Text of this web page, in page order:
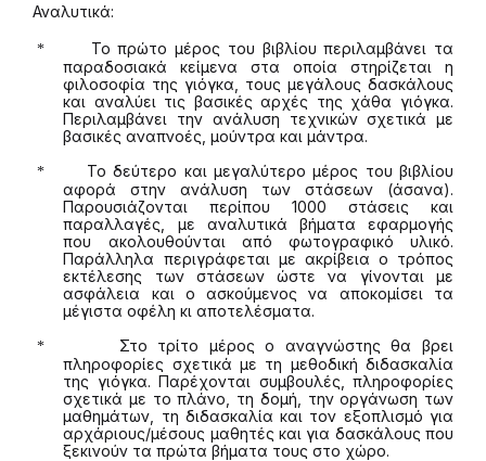
Αναλυτικά:
*
Το πρώτο μέρος του βιβλίου περιλαμβάνει τα
παραδοσιακά κείμενα στα οποία στηρίζεται η
φιλοσοφία της γιόγκα, τους μεγάλους δασκάλους
και αναλύει τις βασικές αρχές της χάθα γιόγκα.
Περιλαμβάνει την ανάλυση τεχνικών σχετικά με
βασικές αναπνοές, μούντρα και μάντρα.
*
Το δεύτερο και μεγαλύτερο μέρος του βιβλίου
αφορά στην ανάλυση των στάσεων (άσανα).
Παρουσιάζονται περίπου 1000 στάσεις και
παραλλαγές, με αναλυτικά βήματα εφαρμογής
που ακολουθούνται από φωτογραφικό υλικό.
Παράλληλα περιγράφεται με ακρίβεια ο τρόπος
εκτέλεσης των στάσεων ώστε να γίνονται με
ασφάλεια και ο ασκούμενος να αποκομίσει τα
μέγιστα οφέλη κι αποτελέσματα.
*
Στο τρίτο μέρος ο αναγνώστης θα βρει
πληροφορίες σχετικά με τη μεθοδική διδασκαλία
της γιόγκα. Παρέχονται συμβουλές, πληροφορίες
σχετικά με το πλάνο, τη δομή, την οργάνωση των
μαθημάτων, τη διδασκαλία και τον εξοπλισμό για
αρχάριους/μέσους μαθητές και για δασκάλους που
ξεκινούν τα πρώτα βήματα τους στο χώρο.